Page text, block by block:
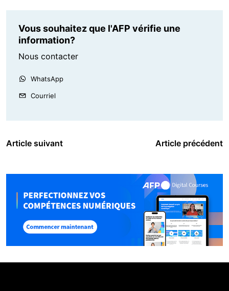
Vous souhaitez que l'AFP vérifie une
information?
Nous contacter
WhatsApp
Courriel
Article suivant Article précédent